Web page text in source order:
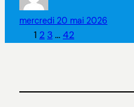
mercredi 20 mai 2026
1 2 3…42